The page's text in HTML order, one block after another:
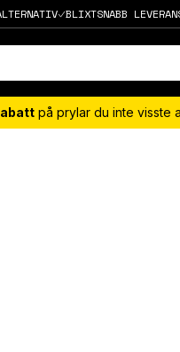
BLIXTSNABB
på prylar du inte visste